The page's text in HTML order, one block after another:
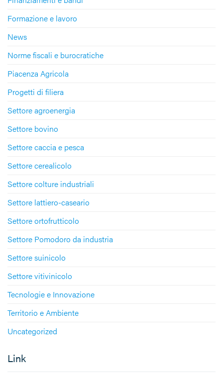
Formazione e lavoro
News
Norme fiscali e burocratiche
Piacenza Agricola
Progetti di filiera
Settore agroenergia
Settore bovino
Settore caccia e pesca
Settore cerealicolo
Settore colture industriali
Settore lattiero-caseario
Settore ortofrutticolo
Settore Pomodoro da industria
Settore suinicolo
Settore vitivinicolo
Tecnologie e Innovazione
Territorio e Ambiente
Uncategorized
Link